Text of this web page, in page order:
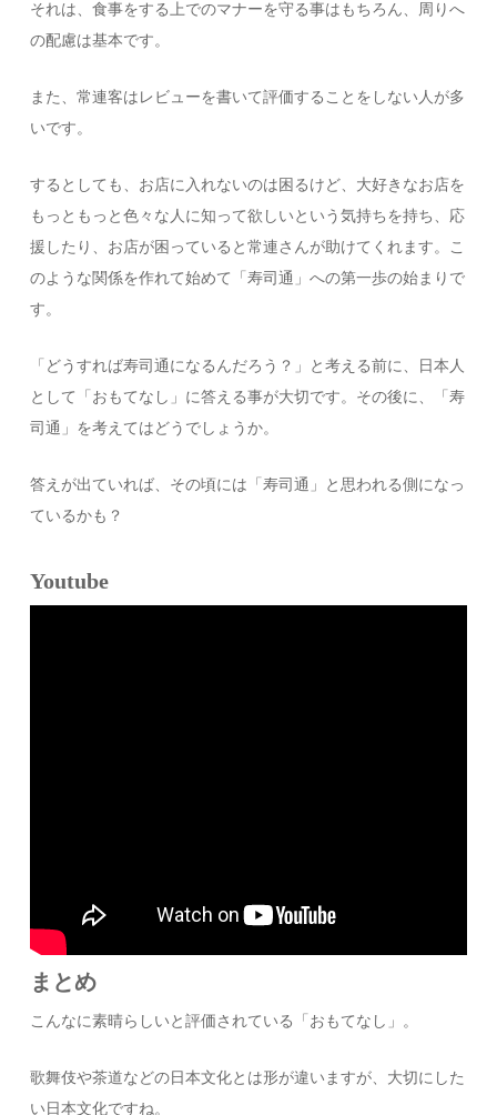
それは、食事をする上でのマナーを守る事はもちろん、周りへ
の配慮は基本です。
また、常連客はレビューを書いて評価することをしない人が多
いです。
するとしても、お店に入れないのは困るけど、大好きなお店を
もっともっと色々な人に知って欲しいという気持ちを持ち、応
援したり、お店が困っていると常連さんが助けてくれます。こ
のような関係を作れて始めて「寿司通」への第一歩の始まりで
す。
「どうすれば寿司通になるんだろう？」と考える前に、日本人
として「おもてなし」に答える事が大切です。その後に、「寿
司通」を考えてはどうでしょうか。
答えが出ていれば、その頃には「寿司通」と思われる側になっ
ているかも？
Youtube
まとめ
こんなに素晴らしいと評価されている「おもてなし」。
歌舞伎や茶道などの日本文化とは形が違いますが、大切にした
い日本文化ですね。